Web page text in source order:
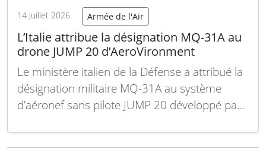
14 juillet 2026 Armée de l'Air
L’Italie attribue la désignation MQ-31A au
drone JUMP 20 d’AeroVironment
Le ministère italien de la Défense a attribué la
désignation militaire MQ-31A au système
d’aéronef sans pilote JUMP 20 développé par
l’adoption de la plate-forme au sein des forces